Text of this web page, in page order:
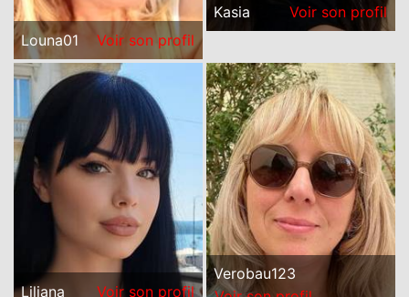
Louna01 Voir son profil
Kasia Voir son profil
Liliana Voir son profil
Verobau123